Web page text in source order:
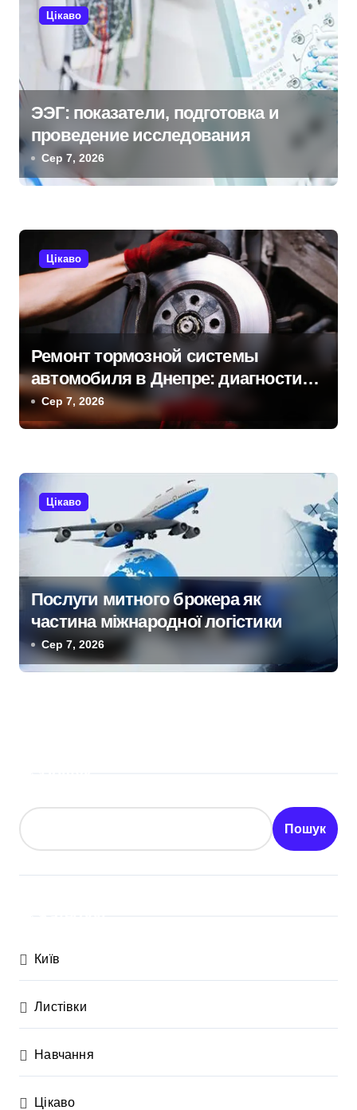
і
я
з
а
и
с
і
Цікаво
ЭЭГ: показатели, подготовка и
проведение исследования
Сер 7, 2026
Цікаво
Ремонт тормозной системы
автомобиля в Днепре: диагностика,
обслуживание и замена деталей
Сер 7, 2026
Цікаво
Послуги митного брокера як
частина міжнародної логістики
Сер 7, 2026
Пошук
Київ
Листівки
Навчання
Цікаво